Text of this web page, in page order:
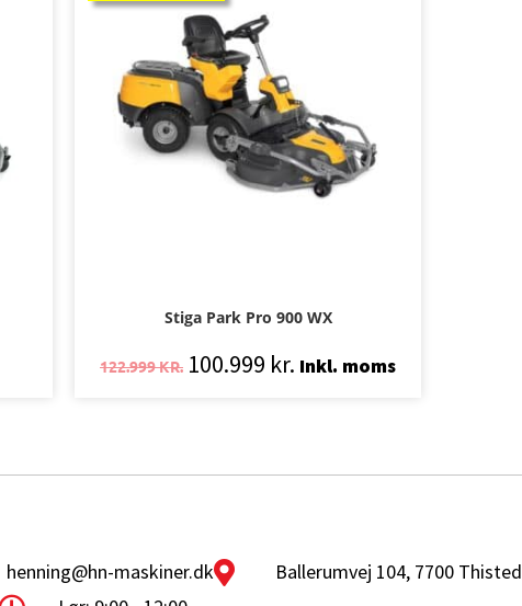
Stiga Park Pro 900 WX
122.999KR. 100.999 kr. Inkl. moms
henning@hn-maskiner.dk
Ballerumvej 104, 7700 Thisted